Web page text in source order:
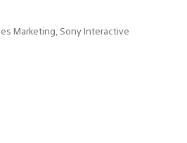
Marketing, Sony Interactive